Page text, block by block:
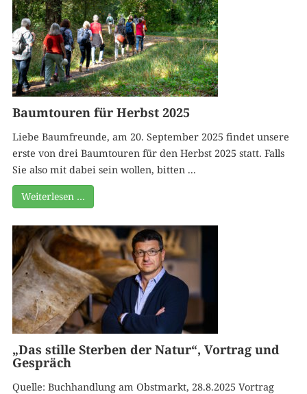
Baumtouren für Herbst 2025
Liebe Baumfreunde, am 20. September 2025 findet unsere
erste von drei Baumtouren für den Herbst 2025 statt. Falls
Sie also mit dabei sein wollen, bitten ...
Weiterlesen …
„Das stille Sterben der Natur“, Vortrag und
Gespräch
Quelle: Buchhandlung am Obstmarkt, 28.8.2025 Vortrag